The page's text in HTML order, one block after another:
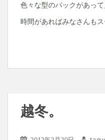
色々な型のパックがあっ
時間があればみなさんも
越冬。